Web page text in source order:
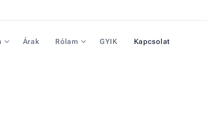
Árak Rólam GYIK Kapcsolat